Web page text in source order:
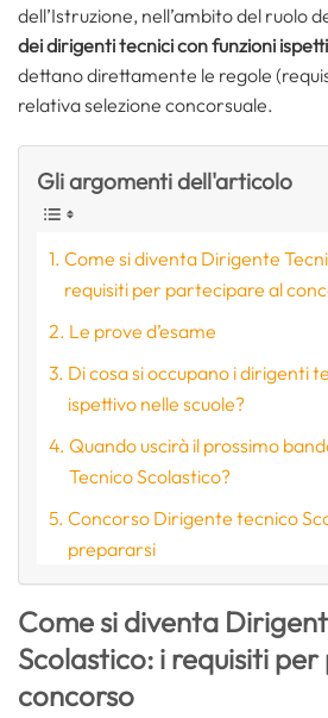
dell’Istruzione, nell’ambito del ruolo
dei dirigenti tecnici con funzioni
dettano direttamente le regole
relativa selezione concorsuale.
Gli argomenti dell'articolo
Come si diventa Dirigente
requisiti per partecipare al
Le prove d’esame
Di cosa si occupano i dirigenti
ispettivo nelle scuole?
Quando uscirà il prossimo
Tecnico Scolastico?
Concorso Dirigente tecnico
prepararsi
Come si diventa
Scolastico: i requisiti
concorso